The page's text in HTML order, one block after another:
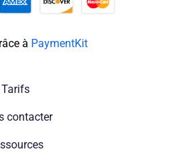
à PaymentKit
Tarifs
contacter